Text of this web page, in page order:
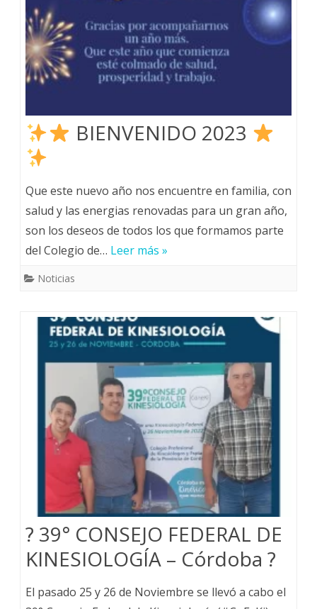
BIENVENIDO 2023
Que este nuevo año nos encuentre en familia, con
salud y las energias renovadas para un gran año,
son los deseos de todos los que formamos parte
del Colegio de… Leer más »
Noticias
? 39° CONSEJO FEDERAL DE
KINESIOLOGÍA – Córdoba ?
El pasado 25 y 26 de Noviembre se llevó a cabo el